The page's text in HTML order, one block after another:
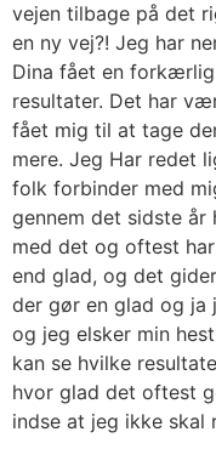
vejen tilbage på det
en ny vej?! Jeg har
Dina fået en
resultater. Det har
fået mig til at tage
mere. Jeg Har redet
folk forbinder med
gennem det sidste
med det og oftest
end glad, og det
der gør en glad og
og jeg elsker min
kan se hvilke
hvor glad det oftest
indse at jeg ikke skal